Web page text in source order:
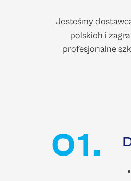
Jesteśmy
polskich i
profesjonalne
01.